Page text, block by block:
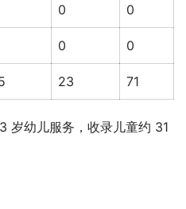
0 0
0 0
23 71
岁幼儿服务，收录儿童约 31